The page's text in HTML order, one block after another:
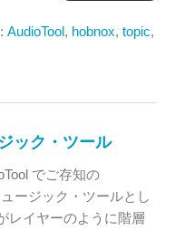
AudioTool, hobnox, topic,
ック・ツール
でご存知の
ージック・ツールとし
レイヤーのように階層